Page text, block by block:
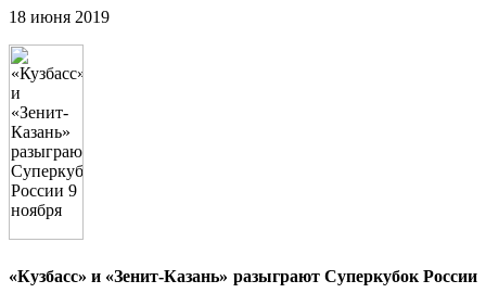
18 июня 2019
«Кузбасс» и «Зенит-Казань» разыграют Суперкубок России